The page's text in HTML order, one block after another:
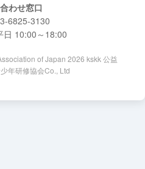
わせ窓口
6825-3130
日 10:00～18:00
of Japan 2026 kskk 公益
年研修協会Co., Ltd